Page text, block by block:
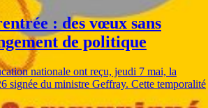
: des vœux sans
de politique
nationale ont reçu, jeudi 7 mai, la
signée du ministre Geffray. Cette temporalité